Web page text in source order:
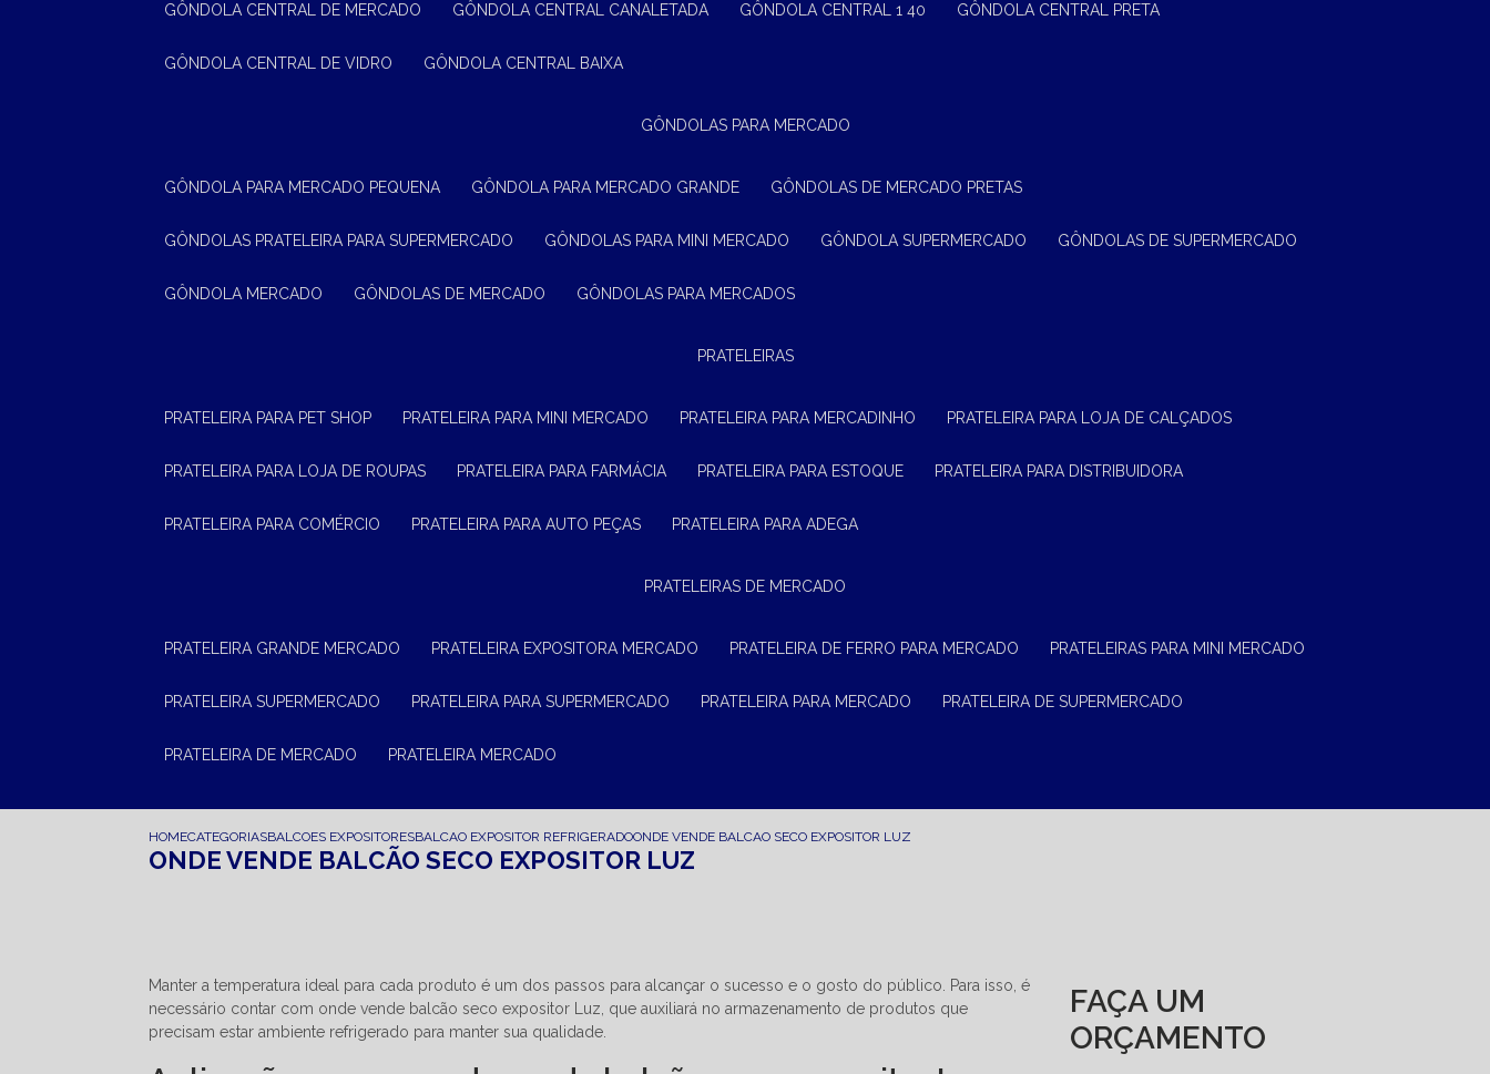
GÔNDOLA CENTRAL DE MERCADO GÔNDOLA CENTRAL CANALETADA GÔNDOLA CENTRAL 1 40 GÔNDOLA CENTRAL PRETA
GÔNDOLA CENTRAL DE VIDRO GÔNDOLA CENTRAL BAIXA
GÔNDOLAS PARA MERCADO
GÔNDOLA PARA MERCADO PEQUENA GÔNDOLA PARA MERCADO GRANDE GÔNDOLAS DE MERCADO PRETAS
GÔNDOLAS PRATELEIRA PARA SUPERMERCADO GÔNDOLAS PARA MINI MERCADO GÔNDOLA SUPERMERCADO GÔNDOLAS DE SUPERMERCADO
GÔNDOLA MERCADO GÔNDOLAS DE MERCADO GÔNDOLAS PARA MERCADOS
PRATELEIRAS
PRATELEIRA PARA PET SHOP PRATELEIRA PARA MINI MERCADO PRATELEIRA PARA MERCADINHO PRATELEIRA PARA LOJA DE CALÇADOS
PRATELEIRA PARA LOJA DE ROUPAS PRATELEIRA PARA FARMÁCIA PRATELEIRA PARA ESTOQUE PRATELEIRA PARA DISTRIBUIDORA
PRATELEIRA PARA COMÉRCIO PRATELEIRA PARA AUTO PEÇAS PRATELEIRA PARA ADEGA
PRATELEIRAS DE MERCADO
PRATELEIRA GRANDE MERCADO PRATELEIRA EXPOSITORA MERCADO PRATELEIRA DE FERRO PARA MERCADO PRATELEIRAS PARA MINI MERCADO
PRATELEIRA SUPERMERCADO PRATELEIRA PARA SUPERMERCADO PRATELEIRA PARA MERCADO PRATELEIRA DE SUPERMERCADO
PRATELEIRA DE MERCADO PRATELEIRA MERCADO
HOMECATEGORIASBALCOES EXPOSITORESBALCAO EXPOSITOR REFRIGERADOONDE VENDE BALCAO SECO EXPOSITOR LUZ
ONDE VENDE BALCÃO SECO EXPOSITOR LUZ
Manter a temperatura ideal para cada produto é um dos passos para alcançar o sucesso e o gosto do público. Para isso, é
necessário contar com onde vende balcão seco expositor Luz, que auxiliará no armazenamento de produtos que
precisam estar ambiente refrigerado para manter sua qualidade.
FAÇA UM
ORÇAMENTO